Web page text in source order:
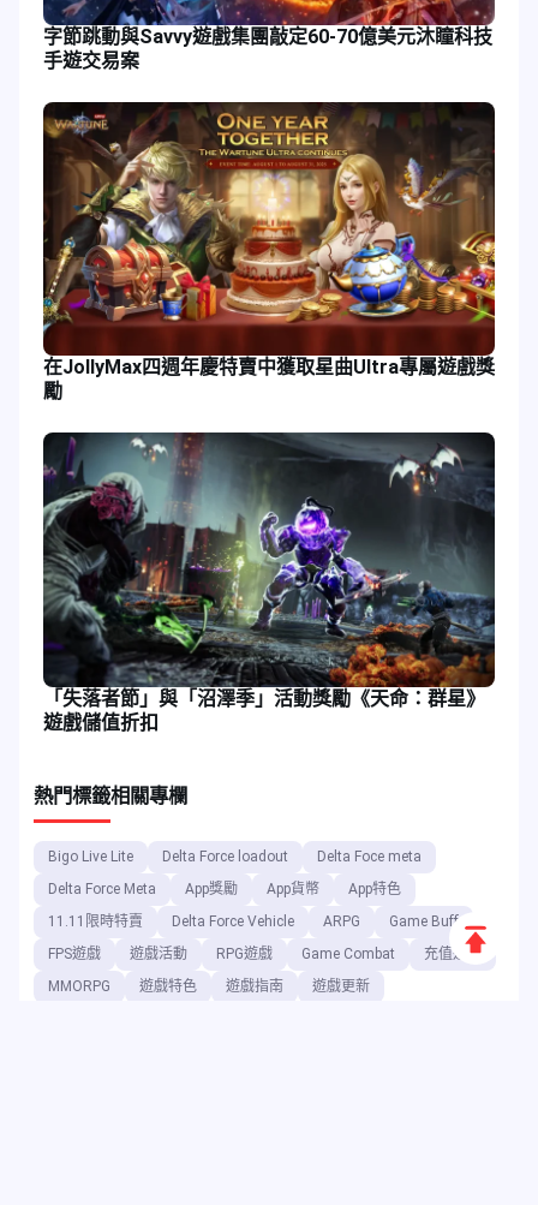
字節跳動與Savvy遊戲集團敲定60-70億美元沐瞳科技
手遊交易案
在JollyMax四週年慶特賣中獲取星曲Ultra專屬遊戲獎
勵
「失落者節」與「沼澤季」活動獎勵《天命：群星》
遊戲儲值折扣
熱門標籤相關專欄
Bigo Live Lite Delta Force loadout
Delta Foce meta
Delta Force Meta
App獎勵 App貨幣
App特色
11.11限時特賣
Delta Force Vehicle ARPG
Game Buff
FPS遊戲
遊戲活動 RPG遊戲 Game Combat
充值遊戲
MMORPG
遊戲特色 遊戲指南 遊戲更新
返